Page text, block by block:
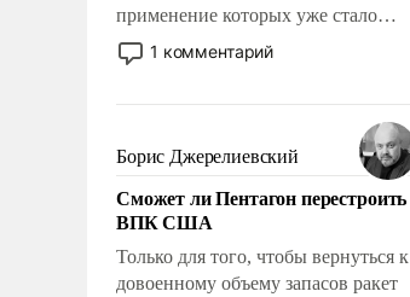
применение которых уже стало
обыденностью. Задача по созданию
такого корабля очень сложна и
реализация радикально поднимет
наши боевые возможности.
1 комментарий
Борис Джерелиевский
Сможет ли Пентагон перестроить
ВПК США
Только для того, чтобы вернуться к
довоенному объему запасов ракет